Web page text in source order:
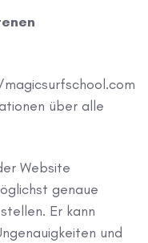
über alle
Website
genaue
Er kann
und